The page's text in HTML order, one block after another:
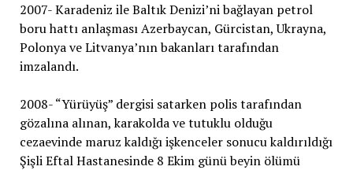
2007- Karadeniz ile Baltık Denizi’ni bağlayan petrol
boru hattı anlaşması Azerbaycan, Gürcistan, Ukrayna,
Polonya ve Litvanya’nın bakanları tarafından
imzalandı.
2008- “Yürüyüş” dergisi satarken polis tarafından
gözalına alınan, karakolda ve tutuklu olduğu
cezaevinde maruz kaldığı işkenceler sonucu kaldırıldığı
Şişli Eftal Hastanesinde 8 Ekim günü beyin ölümü